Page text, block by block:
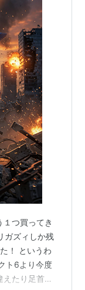
つ買ってき
ガズィしか残
！ というわ
ト6より今度
たり足首の